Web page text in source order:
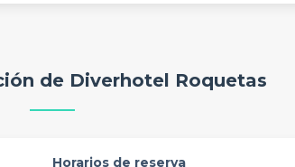
destacan su piscina, gimnasio y una
tu acontecimiento profesional. Nuestros
de Diverhotel Roquetas
Horarios de reserva